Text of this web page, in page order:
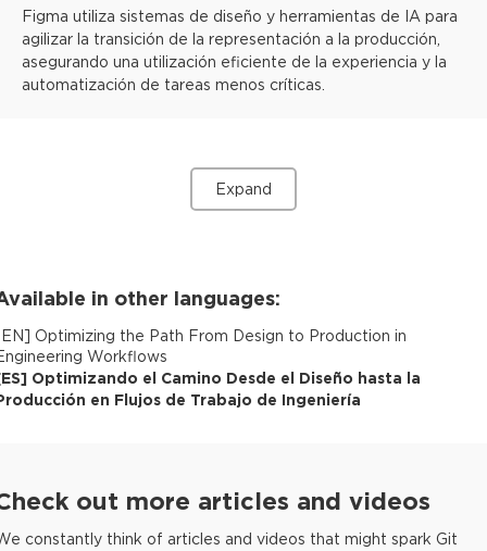
Figma utiliza sistemas de diseño y herramientas de IA para
agilizar la transición de la representación a la producción,
asegurando una utilización eficiente de la experiencia y la
automatización de tareas menos críticas.
Expand
in other languages:
EN] Optimizing the Path From Design to Production in
Workflows
ES] Optimizando el Camino Desde el Diseño hasta la
en Flujos de Trabajo de Ingeniería
out more articles and videos
constantly think of articles and videos that might spark Git